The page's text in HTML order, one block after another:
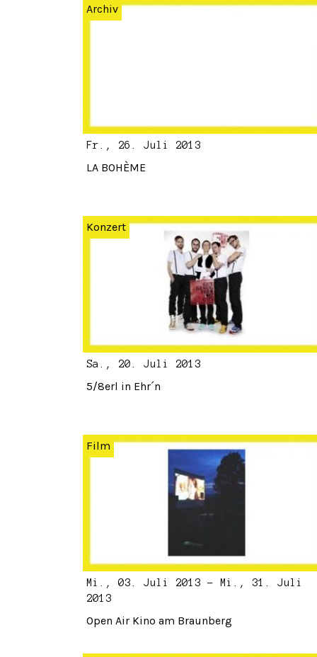
Archiv
Fr., 26. Juli 2013
LA BOHÈME
Konzert
Sa., 20. Juli 2013
5/8erl in Ehr´n
Film
Mi., 03. Juli 2013 - Mi., 31. Juli
2013
Open Air Kino am Braunberg